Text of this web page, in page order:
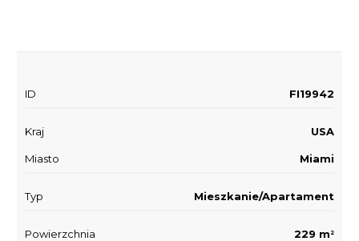
ID FI19942
Kraj USA
Miasto Miami
Typ Mieszkanie/Apartament
Powierzchnia 229 m 2